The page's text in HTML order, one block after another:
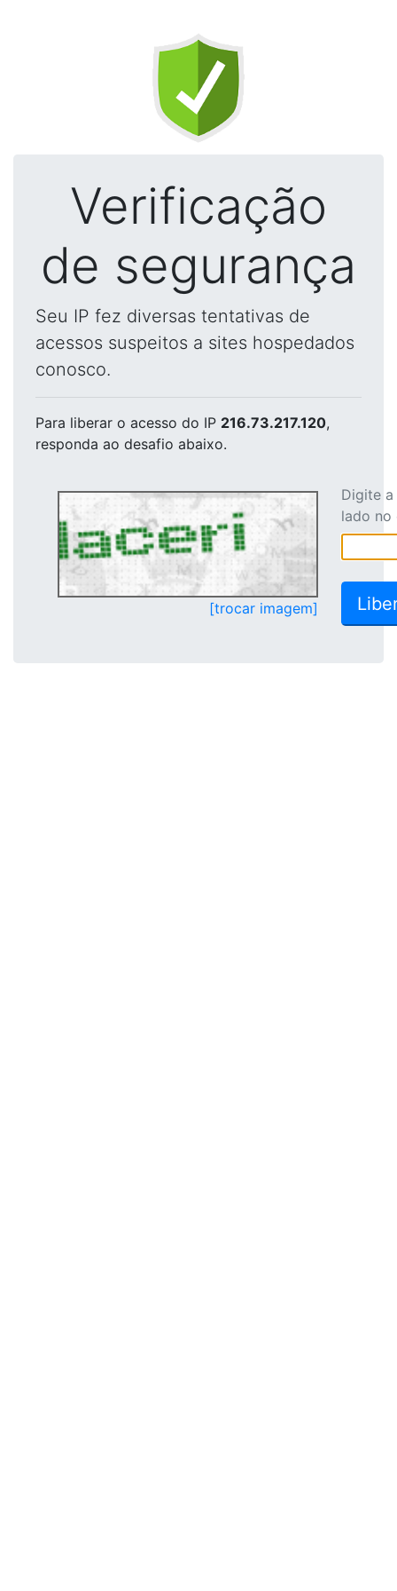
Verificação
de segurança
Seu IP fez diversas tentativas de
acessos suspeitos a sites hospedados
conosco.
Para liberar o acesso do IP 216.73.217.120,
responda ao desafio abaixo.
[trocar imagem]
Digite
lado no